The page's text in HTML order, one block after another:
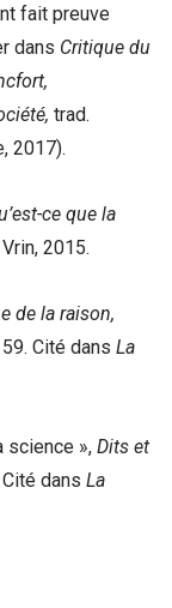
fait preuve
dans Critique du
trad.
2017).
ce que la
2015.
de la raison,
Cité dans La
science », Dits et
dans La